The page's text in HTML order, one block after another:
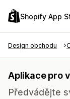
Shopify App
Design obchodu
Aplikace pro
Předvádějte